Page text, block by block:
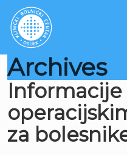
Archives
Informacije
za